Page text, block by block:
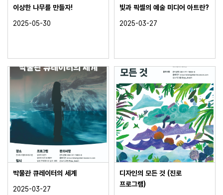
이상한 나무를 만들자!
2025-05-30
빛과 픽셀의 예술 미디어 아트란?
2025-03-27
박물관 큐레이터의 세계
2025-03-27
디자인의 모든 것 (진로
프로그램)